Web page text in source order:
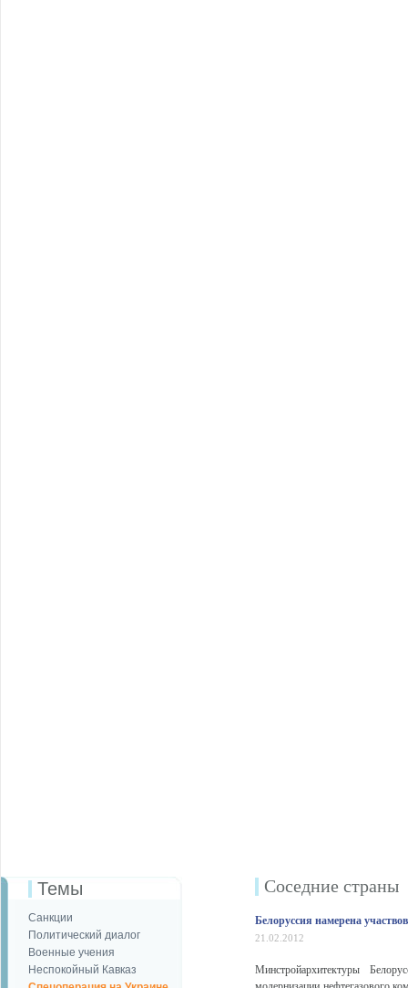
Темы
Санкции
Политический диалог
Военные учения
Неспокойный Кавказ
Соседние страны
Белоруссия намерена
21.02.2012
Минстройархитектуры